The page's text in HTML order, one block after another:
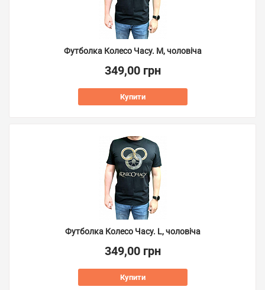
Футболка Колесо Часу. M, чоловіча
349,00 грн
Купити
Футболка Колесо Часу. L, чоловіча
349,00 грн
Купити